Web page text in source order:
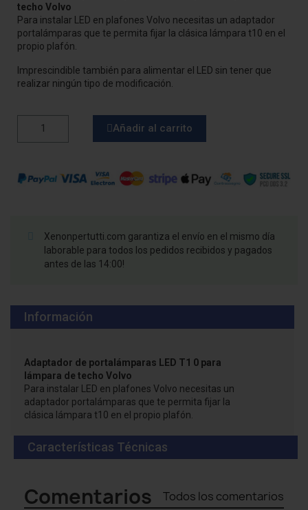
techo Volvo
Para instalar LED en plafones Volvo necesitas un adaptador
portalámparas que te permita fijar la clásica lámpara t10 en el
propio plafón.
Imprescindible también para alimentar el LED sin tener que
realizar ningún tipo de modificación.
Añadir al carrito
Xenonpertutti.com garantiza el envío en el mismo día
laborable para todos los pedidos recibidos y pagados
antes de las 14:00!
Información
Adaptador de portalámparas LED T1 0 para
lámpara de techo Volvo
Para instalar LED en plafones Volvo necesitas un
adaptador portalámparas que te permita fijar la
clásica lámpara t10 en el propio plafón.
Características Técnicas
Comentarios Todos los comentarios